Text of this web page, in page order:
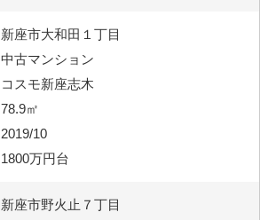
新座市大和田１丁目
中古マンション
コスモ新座志木
78.9㎡
2019/10
1800万円台
新座市野火止７丁目